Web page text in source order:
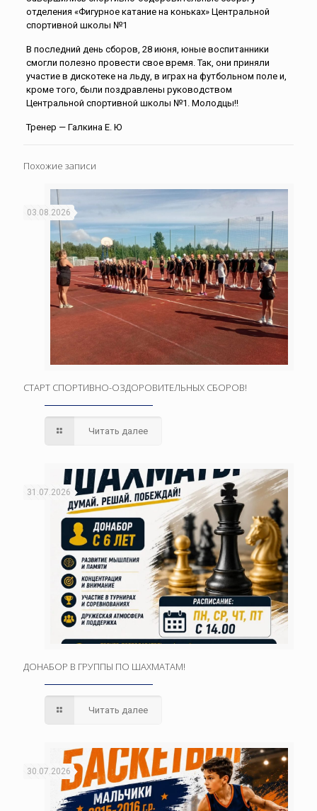
отделения «Фигурное катание на коньках» Центральной
спортивной школы №1
В последний день сборов, 28 июня, юные воспитанники
смогли полезно провести свое время. Так, они приняли
участие в дискотеке на льду, в играх на футбольном поле и,
кроме того, были поздравлены руководством
Центральной спортивной школы №1. Молодцы!!
Тренер — Галкина Е. Ю
Похожие записи
03.08.2026
СТАРТ СПОРТИВНО-ОЗДОРОВИТЕЛЬНЫХ СБОРОВ!
Читать далее
31.07.2026
ДОНАБОР В ГРУППЫ ПО ШАХМАТАМ!
Читать далее
30.07.2026